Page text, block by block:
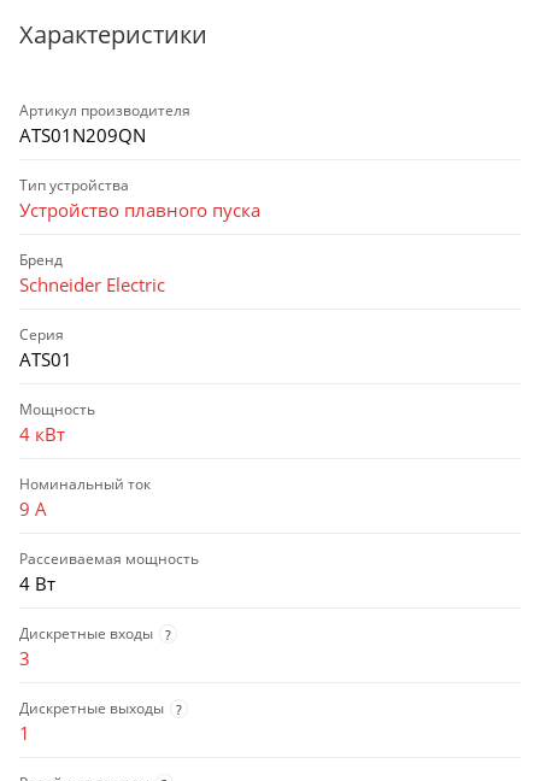
Характеристики
Артикул производителя
ATS01N209QN
Тип устройства
Устройство плавного пуска
Бренд
Schneider Electric
Серия
ATS01
Мощность
4 кВт
Номинальный ток
9 А
Рассеиваемая мощность
4 Вт
Дискретные входы ?
3
Дискретные выходы ?
1